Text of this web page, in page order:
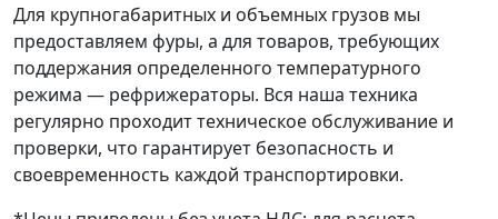
Для крупногабаритных и объемных грузов мы
предоставляем фуры, а для товаров, требующих
поддержания определенного температурного
режима — рефрижераторы. Вся наша техника
регулярно проходит техническое обслуживание и
проверки, что гарантирует безопасность и
своевременность каждой транспортировки.